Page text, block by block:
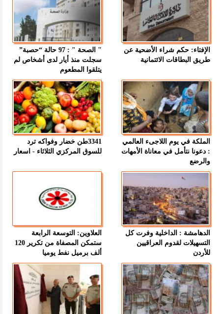
الإفتاء: حكم شراء الأضحية عن
طريق البطاقات الائتمانية
" الصحة " : 97 حالة “حصبة”
سجلت منذ أيار لدى أشخاص لم
يتلقوا المطعوم
الملكة في يوم اللاجىء العالمي
: دعونا نتأمل في معاناة الأمهات
والرضع
3341طن خضار وفواكه ترد
للسوق المركزي الثلاثاء - اسعار
الدهامشة : الداخلية وفرت كل
التسهيلات لقدوم العراقيين
للأردن
العلاوين: التوسعة الرابعة
ستمكن المصفاة من تكرير 120
ألف برميل نفط يوميا